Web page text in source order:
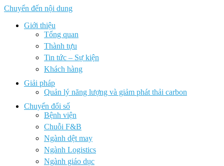
Chuyển đến nội dung
Giới thiệu
Tổng quan
Thành tựu
Tin tức – Sự kiện
Khách hàng
Giải pháp
Quản lý năng lượng và giảm phát thải carbon
Chuyển đổi số
Bệnh viện
Chuỗi F&B
Ngành dệt may
Ngành Logistics
Ngành giáo dục